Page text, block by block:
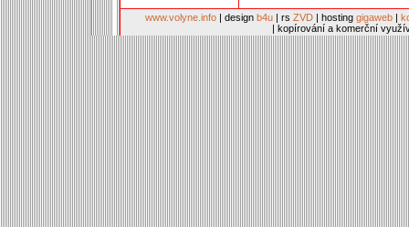
www.volyne.info | design b4u | rs ZVD | hosting gigaweb |
| kopírování a komerční